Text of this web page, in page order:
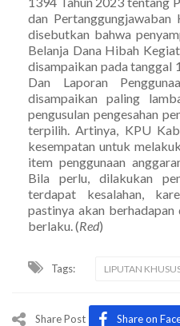
dan Pertanggungjawaban
disebutkan bahwa
Belanja Dana Hibah
disampaikan pada tanggal
Dan Laporan
disampaikan paling
pengusulan pengesahan
terpilih. Artinya, KPU
kesempatan untuk
item penggunaan
Bila perlu, dilakukan
terdapat kesalahan,
pastinya akan berhadapan
berlaku. (Red)
Tags: LIPUTAN
Share Post Share on